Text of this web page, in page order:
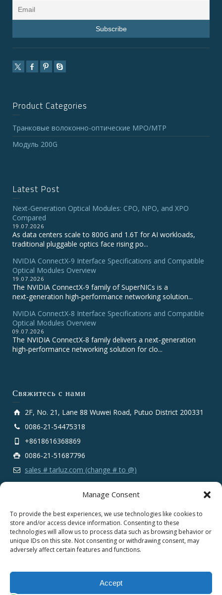
Manage Consent
To provide the best experiences, we use technologies like cookies to
store and/or access device information. Consenting to these
technologies will allow us to process data such as browsing behavior or
unique IDs on this site. Not consenting or withdrawing consent, may
adversely affect certain features and functions.
Accept
Product Categories
Транковые волоконно-оптические MPO/MTP
Модуль 200G
Latest Post
Next-Generation Optical Modules: CPO, NPO, and XPO
Compared
19.07.2026
As data centers scale to 800G and 1.6T for AI workloads,
traditional pluggable optics face rising po...
NVIDIA ConnectX‑9 Interface Specifications and Compatible
Optical Modules Overview
19.07.2026
The NVIDIA ConnectX‑9 family of SuperNICs is a
next‑generation high‑performance networking solution...
NVIDIA ConnectX-8 Interface Specifications and Compatible
Optical Modules Overview
09.07.2026
The NVIDIA ConnectX‑8 family delivers a next‑generation
high‑performance networking solution for clo...
Свяжитесь с нами
2F, No. 21, Lane 88 Wuwei Road, Putuo District 200331
0086-21-54475318
+8618616368869
0086-21-51687796
sales # tarluz.com (change # to @)
Copyright 2025 © SHANGHAI TARLUZ TELECOM TECH.
CO., LTD.
العربية